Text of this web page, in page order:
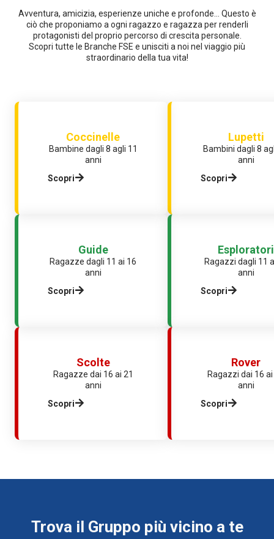
Avventura, amicizia, esperienze uniche e profonde… Questo è
ciò che proponiamo a ogni ragazzo e ragazza per renderli
protagonisti del proprio percorso di crescita personale.
Scopri tutte le Branche FSE e unisciti a noi nel viaggio più
straordinario della tua vita!
Coccinelle
Bambine dagli 8 agli 11
anni
Scopri
Lupetti
Bambini dagli 8
anni
Scopri
Guide
Ragazze dagli 11 ai 16
anni
Scopri
Esploratori
Ragazzi dagli 11
anni
Scopri
Scolte
Ragazze dai 16 ai 21
anni
Scopri
Rover
Ragazzi dai 16
anni
Scopri
Trova il Gruppo più vicino a te